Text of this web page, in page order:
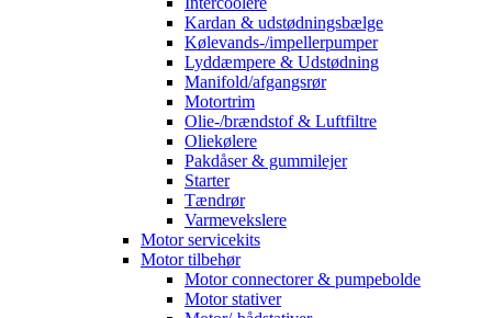
Kardan & udstødningsbælge
Kølevands-/impellerpumper
Lyddæmpere & Udstødning
Manifold/afgangsrør
Motortrim
Olie-/brændstof & Luftfiltre
Oliekølere
Pakdåser & gummilejer
Starter
Tændrør
Varmevekslere
Motor servicekits
Motor tilbehør
Motor connectorer & pumpebolde
Motor stativer